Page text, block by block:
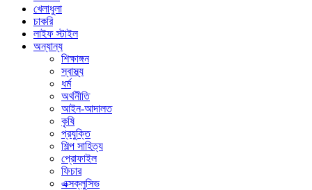
খেলাধুলা
চাকরি
লাইফ স্টাইল
অন্যান্য
শিক্ষাঙ্গন
স্বাস্থ্য
ধর্ম
অর্থনীতি
আইন-আদালত
কৃষি
প্রযুক্তি
শিল্প সাহিত্য
প্রোফাইল
ফিচার
এক্সক্লুসিভ